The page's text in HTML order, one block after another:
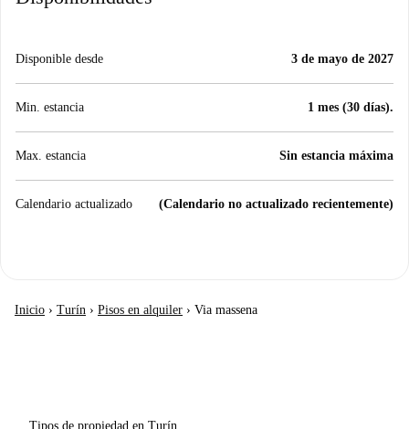
Disponible desde 3 de mayo de 2027
Min. estancia 1 mes (30 días).
Max. estancia Sin estancia máxima
Calendario actualizado (Calendario no actualizado recientemente)
Inicio › Turín › Pisos en alquiler › Via massena
Tipos de propiedad en Turín